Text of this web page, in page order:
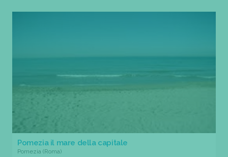
Pomezia il mare della capitale
Pomezia (Roma)